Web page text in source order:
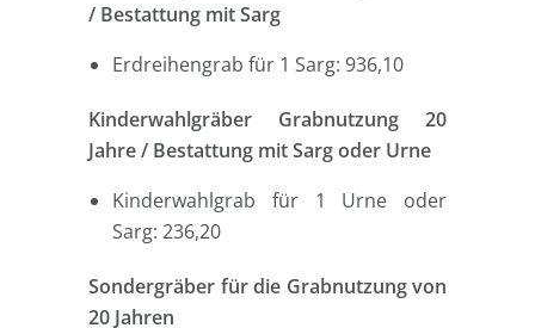
/ Bestattung mit Sarg
Erdreihengrab für 1 Sarg: 936,10
Kinderwahlgräber Grabnutzung 20
Jahre / Bestattung mit Sarg oder Urne
Kinderwahlgrab für 1 Urne oder
Sarg: 236,20
Sondergräber für die Grabnutzung von
20 Jahren